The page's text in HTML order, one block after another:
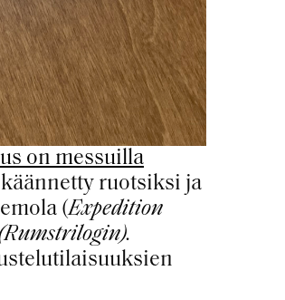
on messuilla
ruotsiksi ja
(Expedition